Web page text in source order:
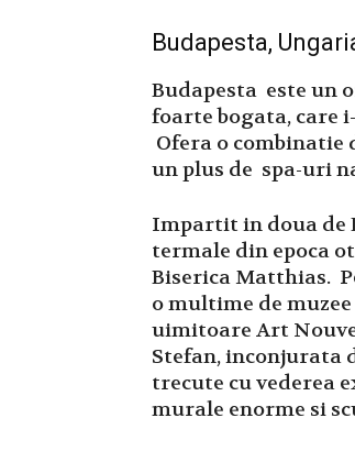
Budapesta,
Budapesta este un
foarte bogata, care
Ofera o combinatie
un plus de spa-uri
Impartit in doua de
termale din epoca
Biserica Matthias.
o multime de
uimitoare Art
Stefan, inconjurata
trecute cu vederea
murale enorme si